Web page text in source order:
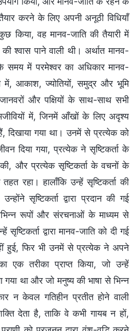
करने के लिए अपनी अनूठी विधियाँ
किया, वह मानव-जाति की तैयारी में
श्वास पाने वाली थी। अर्थात मानव-
में परमेश्वर का अधिकार मानव-
आकाश, ज्योतियों, समुद्र और भूमि
और पक्षियों के साथ-साथ सभी
में, जिनमें आँखों के लिए अदृश्य
हैं, दिखाया गया था। उनमें से प्रत्येक को
दिया गया, प्रत्येक ने सृष्टिकर्ता के
और प्रत्येक सृष्टिकर्ता के वचनों के
रहा। हालाँकि उन्हें सृष्टिकर्ता की
सृष्टिकर्ता द्वारा प्रदान की गई
रूपों और संरचनाओं के माध्यम से
सृष्टिकर्ता द्वारा मानव-जाति को दी गई
हुई, फिर भी उनमें से प्रत्येक ने अपने
एक तरीका प्राप्त किया, जो उन्हें
गया था और जो मनुष्य की भाषा से भिन्न
न केवल गतिहीन प्रतीत होने वाली
देता है, ताकि वे कभी गायब न हों,